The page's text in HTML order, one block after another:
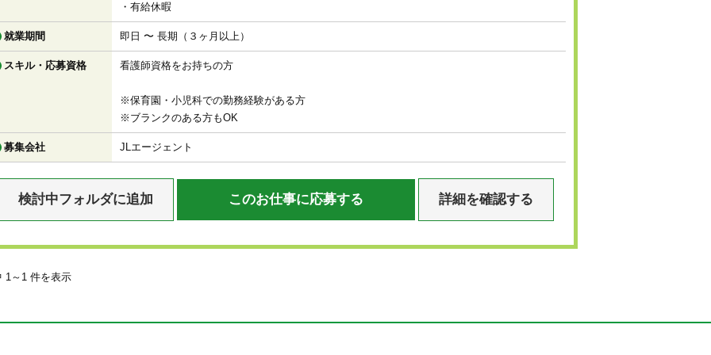
・有給休暇
就業期間 即日 〜 長期（３ヶ月以上）
スキル・応募資格 看護師資格をお持ちの方
※保育園・小児科での勤務経験がある方
※ブランクのある方もOK
募集会社 JLエージェント
検討中フォルダに追加 このお仕事に応募する 詳細を確認する
1～1 件を表示